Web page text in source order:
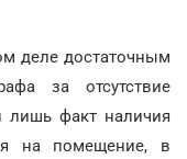
деле достаточным
за отсутствие
лишь факт наличия
на помещение, в